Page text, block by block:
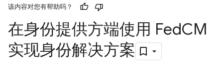
该内容对您有帮助吗？
在身份提供方端使用 FedCM
实现身份解决方案